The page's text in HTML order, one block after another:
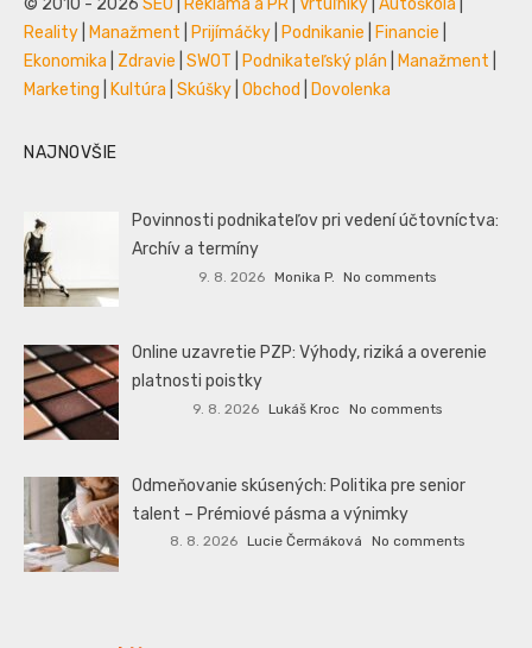
© 2010 - 2026 SEO Reklama a PR Vrtuľníky Autoškola
Reality
Manažment Prijímáčky Podnikanie Financie
Ekonomika
Zdravie SWOT Podnikateľský plán Manažment
Marketing
Kultúra Skúšky Obchod Dovolenka
NAJNOVŠIE
Povinnosti podnikateľov pri vedení účtovníctva:
Archív a termíny
9. 8. 2026 Monika P. No comments
Online uzavretie PZP: Výhody, riziká a overenie
platnosti poistky
9. 8. 2026 Lukáš Kroc No comments
Odmeňovanie skúsených: Politika pre senior
talent – Prémiové pásma a výnimky
8. 8. 2026 Lucie Čermáková No comments